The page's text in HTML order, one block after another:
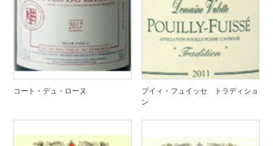
コート・デュ・ローヌ
プイィ・フュイッセ トラディショ
ン